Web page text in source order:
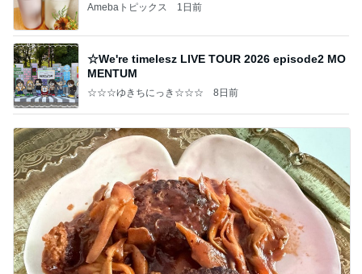
Amebaトピックス 1日前
☆We're timelesz LIVE TOUR 2026 episode2 MO
MENTUM
☆☆☆ゆきちにっき☆☆☆ 8日前